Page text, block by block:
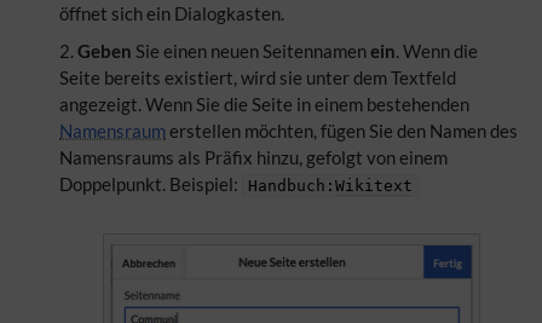
öffnet sich ein Dialogkasten.
Geben Sie einen neuen Seitennamenein. Wenn die
Seite bereits existiert, wird sie unter dem Textfeld
angezeigt. Wenn Sie die Seite in einem bestehenden
Namensraumerstellen möchten, fügen Sie den Namen des
Namensraums als Präfix hinzu, gefolgt von einem
Doppelpunkt. Beispiel:
Handbuch:Wikitext